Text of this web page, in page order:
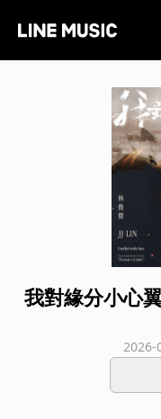
我對緣分小心
2026-